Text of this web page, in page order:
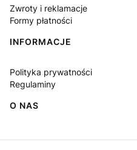
Zwroty i reklamacje
Formy płatności
INFORMACJE
Polityka prywatności
Regulaminy
O NAS